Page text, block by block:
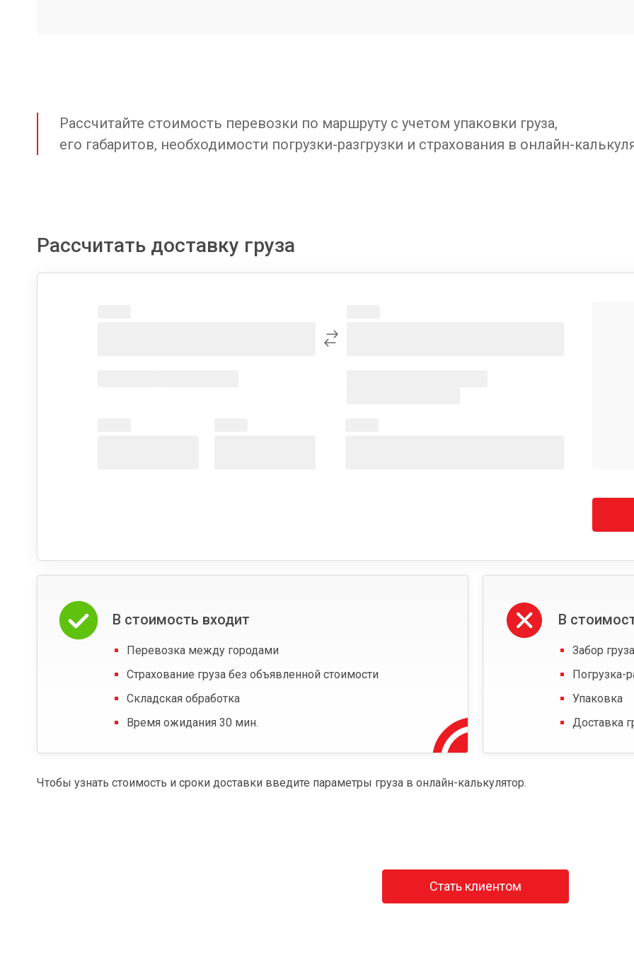
Рассчитайте стоимость перевозки по маршруту с учетом упаковки груза,
его габаритов, необходимости погрузки-разгрузки и страхования в онлайн-
Рассчитать доставку груза
В стоимость входит
Перевозка между городами
Страхование груза без объявленной стоимости
Складская обработка
Время ожидания 30 мин.
В
Забор
Погрузка-
Упаковка
Доставка
Чтобы узнать стоимость и сроки доставки введите параметры груза в онлайн-калькулятор.
Стать клиентом